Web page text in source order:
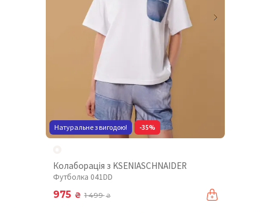
Натуральне з вигодою! -35%
Колаборація з KSENIASCHNAIDER
Футболка 041DD
975 ₴ 1 499₴